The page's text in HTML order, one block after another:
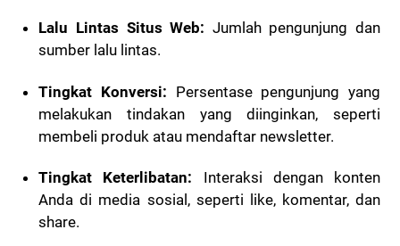
Lalu Lintas Situs Web: Jumlah pengunjung dan
sumber lalu lintas.
Tingkat Konversi: Persentase pengunjung yang
melakukan tindakan yang diinginkan, seperti
membeli produk atau mendaftar newsletter.
Tingkat Keterlibatan: Interaksi dengan konten
Anda di media sosial, seperti like, komentar, dan
share.